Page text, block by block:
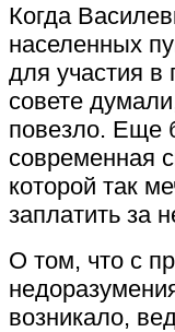
Когда
населенных
для участия в
совете
повезло. Еще
современная
которой так
заплатить за
О том, что с
возникало,